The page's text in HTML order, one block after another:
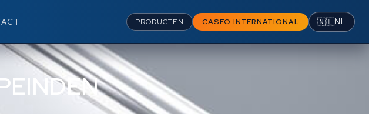
PRODUCTEN CASEO INTERNATIONAL 🇳🇱NL